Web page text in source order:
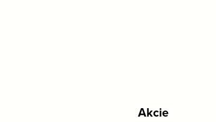
Akcie